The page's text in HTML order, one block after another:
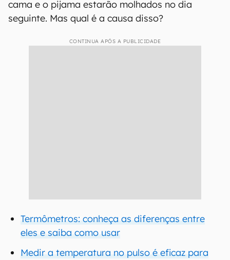
cama e o pijama estarão molhados no dia
seguinte. Mas qual é a causa disso?
CONTINUA APÓS A PUBLICIDADE
Termômetros: conheça as diferenças entre
eles e saiba como usar
Medir a temperatura no pulso é eficaz para